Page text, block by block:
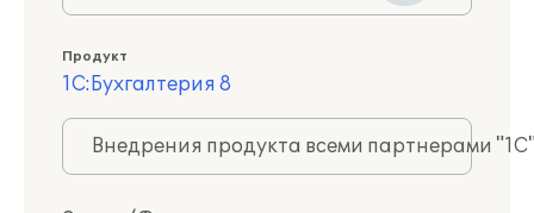
Продукт
1С:Бухгалтерия 8
Внедрения продукта всеми партнерами